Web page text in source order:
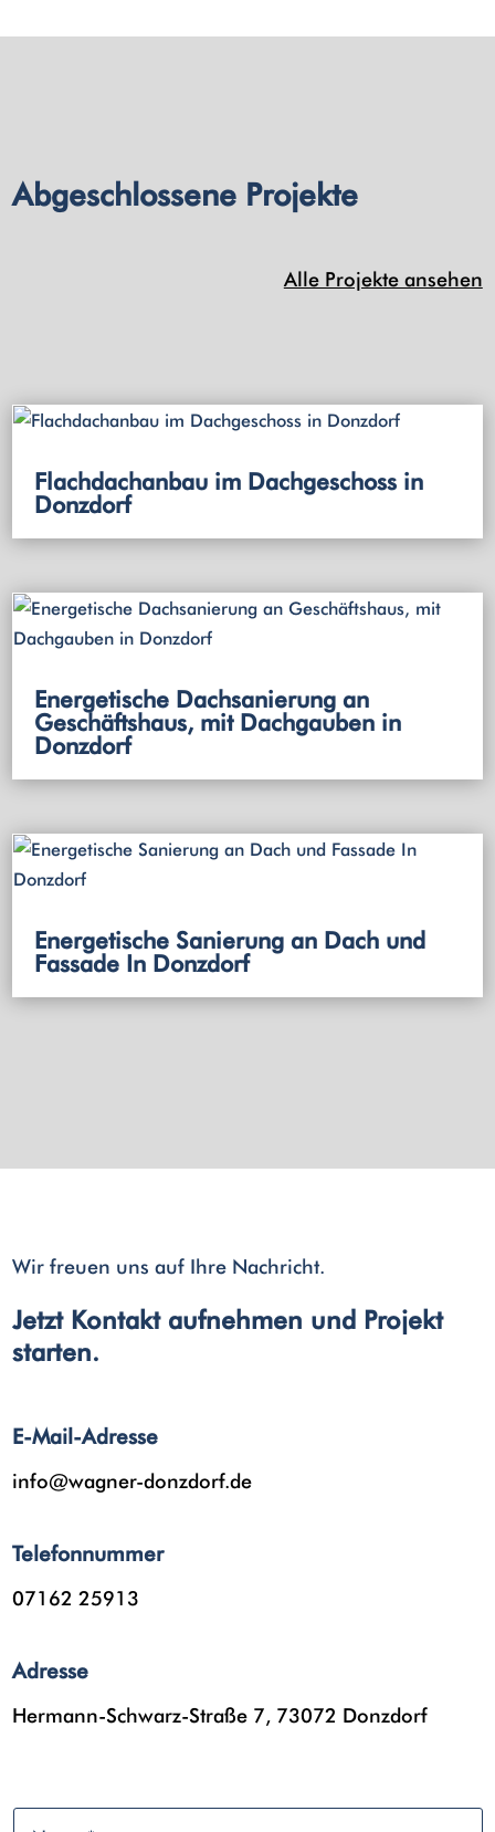
Abgeschlossene Projekte
Alle Projekte ansehen
Flachdachanbau im Dachgeschoss in
Donzdorf
Energetische Dachsanierung an
Geschäftshaus, mit Dachgauben in
Donzdorf
Energetische Sanierung an Dach und
Fassade In Donzdorf
Wir freuen uns auf Ihre Nachricht.
Jetzt Kontakt aufnehmen und Projekt
starten.
E-Mail-Adresse
info@wagner-donzdorf.de
Telefonnummer
07162 25913
Adresse
Hermann-Schwarz-Straße 7, 73072 Donzdorf